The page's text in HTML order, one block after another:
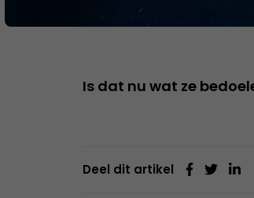
Is dat nu wat ze
Deel dit artikel